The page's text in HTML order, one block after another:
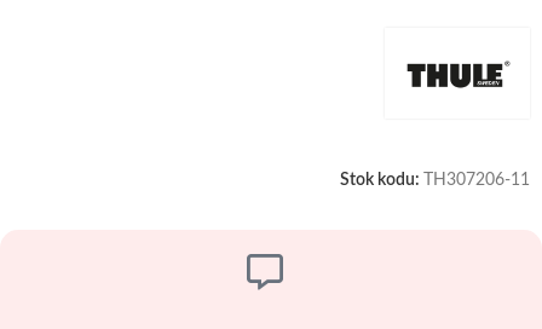
Stok kodu: TH307206-11